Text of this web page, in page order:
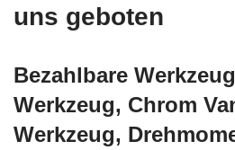
uns geboten
Bezahlbare
Werkzeug, Chrom
Werkzeug,